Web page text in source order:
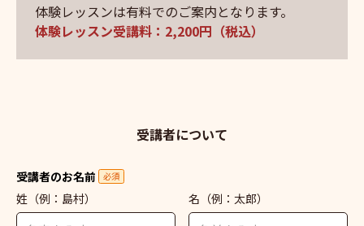
体験レッスンは有料でのご案内となります。
体験レッスン受講料：2,200円（税込）
受講者について
受講者のお名前 必須
姓 （例：島村） 名 （例：太郎）